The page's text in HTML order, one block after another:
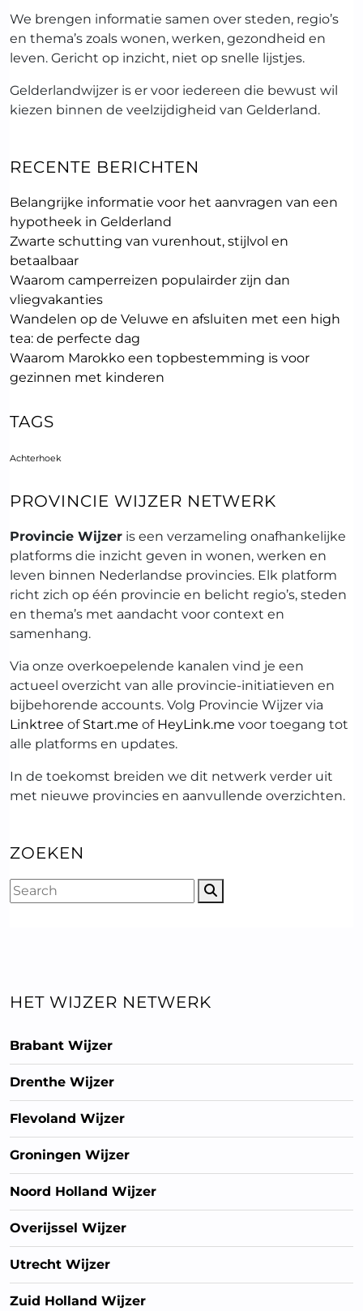
We brengen informatie samen over steden, regio’s
en thema’s zoals wonen, werken, gezondheid en
leven. Gericht op inzicht, niet op snelle lijstjes.
Gelderlandwijzer is er voor iedereen die bewust wil
kiezen binnen de veelzijdigheid van Gelderland.
RECENTE BERICHTEN
Belangrijke informatie voor het aanvragen van een
hypotheek in Gelderland
Zwarte schutting van vurenhout, stijlvol en
betaalbaar
Waarom camperreizen populairder zijn dan
vliegvakanties
Wandelen op de Veluwe en afsluiten met een high
tea: de perfecte dag
Waarom Marokko een topbestemming is voor
gezinnen met kinderen
TAGS
Achterhoek
PROVINCIE WIJZER NETWERK
Provincie Wijzer is een verzameling onafhankelijke
platforms die inzicht geven in wonen, werken en
leven binnen Nederlandse provincies. Elk platform
richt zich op één provincie en belicht regio’s, steden
en thema’s met aandacht voor context en
samenhang.
Via onze overkoepelende kanalen vind je een
actueel overzicht van alle provincie-initiatieven en
bijbehorende accounts. Volg Provincie Wijzer via
Linktree of Start.me of HeyLink.me voor toegang tot
alle platforms en updates.
In de toekomst breiden we dit netwerk verder uit
met nieuwe provincies en aanvullende overzichten.
ZOEKEN
HET WIJZER NETWERK
Brabant Wijzer
Drenthe Wijzer
Flevoland Wijzer
Groningen Wijzer
Noord Holland Wijzer
Overijssel Wijzer
Utrecht Wijzer
Zuid Holland Wijzer